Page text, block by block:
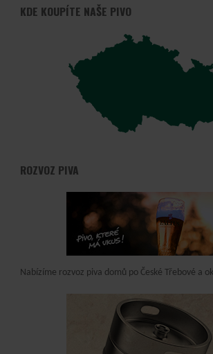
KDE KOUPÍTE NAŠE PIVO
ROZVOZ PIVA
Nabízíme rozvoz piva domů po České Třebové a